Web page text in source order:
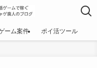
ーム案件 ポイ活ツール